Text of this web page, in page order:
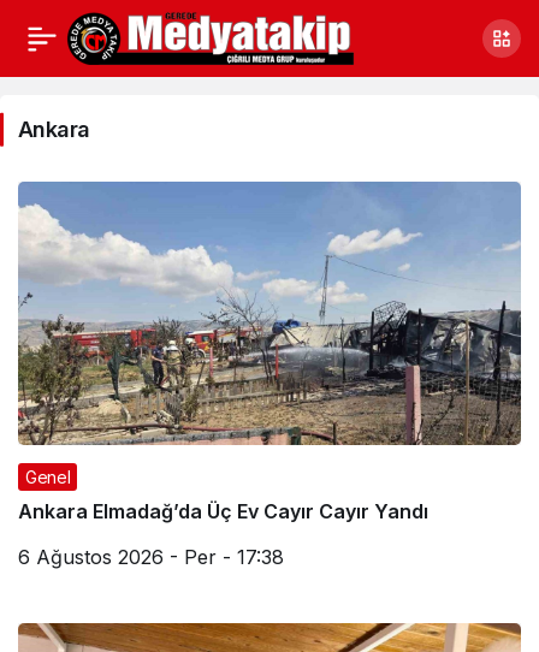
Ankara
Haberleri
Ankara
Genel
Ankara Elmadağ’da Üç Ev Cayır Cayır Yandı
6 Ağustos 2026 - Per - 17:38